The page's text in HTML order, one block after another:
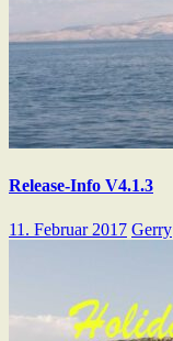
Release-Info V4.1.3
11. Februar 2017 Gerry